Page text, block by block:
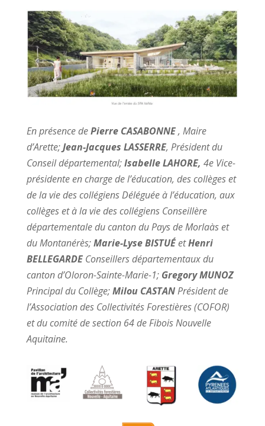
En présence dePierre CASABONNE, Maire
d’Arette;Jean-Jacques LASSERRE, Président du
Conseil départemental;Isabelle LAHORE, 4e Vice-
présidente en charge de l’éducation, des collèges et
de la vie des collégiens Déléguée à l’éducation, aux
collèges et à la vie des collégiens Conseillère
départementale du canton du Pays de Morlaàs et
du Montanérès;Marie-Lyse BISTUÉetHenri
BELLEGARDEConseillers départementaux du
canton d’Oloron-Sainte-Marie-1; Gregory MUNOZ
Principal du Collège;Milou CASTANPrésident de
l’Association des Collectivités Forestières (COFOR)
et du comité de section 64 de Fibois Nouvelle
Aquitaine.